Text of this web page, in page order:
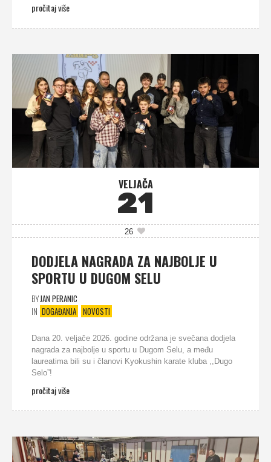
pročitaj više
VELJAČA
21
26
DODJELA NAGRADA ZA NAJBOLJE U
SPORTU U DUGOM SELU
BYJAN PERANIC
IN DOGAĐANJA NOVOSTI
Dana 20. veljače 2026. godine održana je svečana dodjela
nagrada za najbolje u sportu u Dugom Selu, a među
laureatima bili su i članovi Kyokushin karate kluba ,,Dugo
Selo”!
pročitaj više